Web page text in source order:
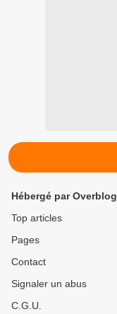
Hébergé par Overblog
Top articles
Pages
Contact
Signaler un abus
C.G.U.